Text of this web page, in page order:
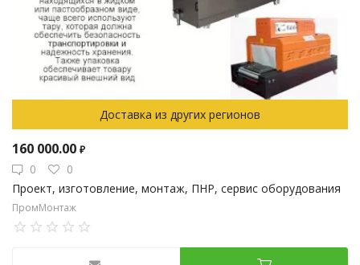
Доставка из других регионов
160 000.00 ₽
0
0
Проект, изготовление, монтаж, ПНР, сервис оборудования
ПромМонтаж